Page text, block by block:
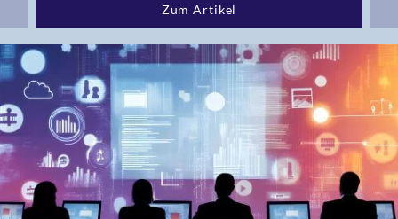
Bremgarten bei Bern
Brig
Brig-Glis
Bronschhofen
Brugg
Brugg AG
Brütten
Bubendorf
Zum Artikel